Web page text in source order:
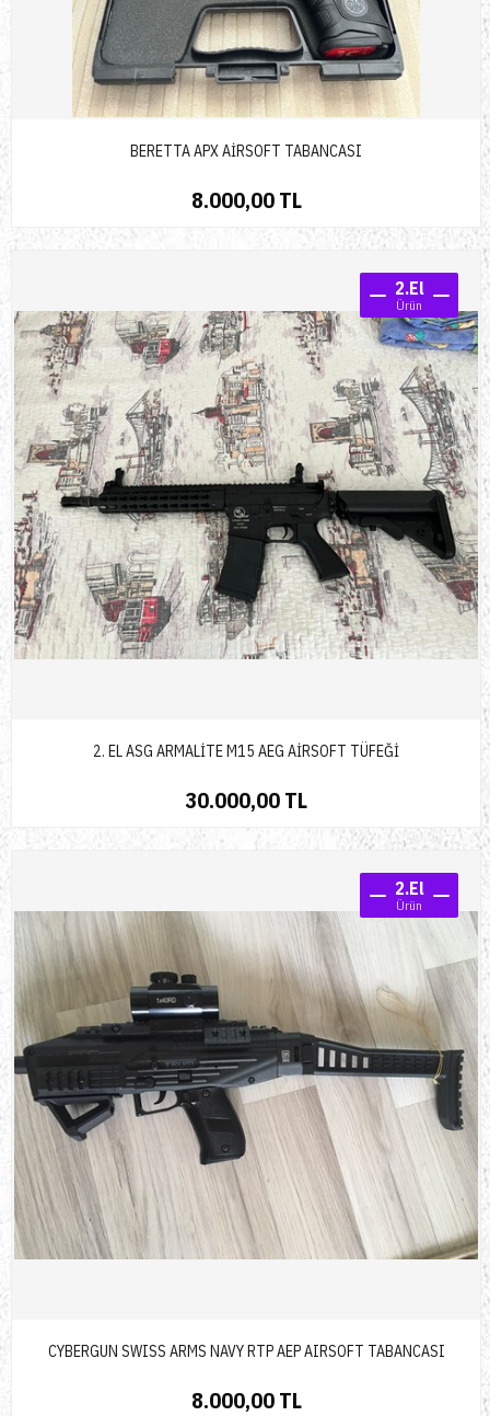
BERETTA APX AİRSOFT TABANCASI
8.000,00 TL
2.El
Ürün
2. EL ASG ARMALİTE M15 AEG AİRSOFT TÜFEĞİ
30.000,00 TL
2.El
Ürün
CYBERGUN SWISS ARMS NAVY RTP AEP AIRSOFT TABANCASI
8.000,00 TL